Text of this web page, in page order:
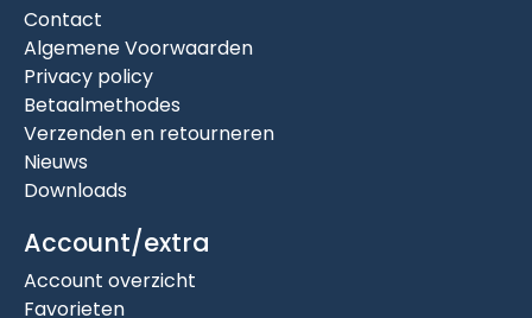
Contact
Algemene Voorwaarden
Privacy policy
Betaalmethodes
Verzenden en retourneren
Nieuws
Downloads
Account/extra
Account overzicht
Favorieten